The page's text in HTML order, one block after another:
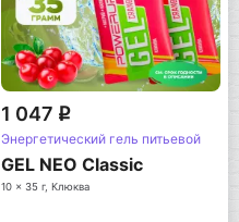
1 047 q
Энергетический гель питьевой
GEL NEO Classic
10 x 35 г, Клюква